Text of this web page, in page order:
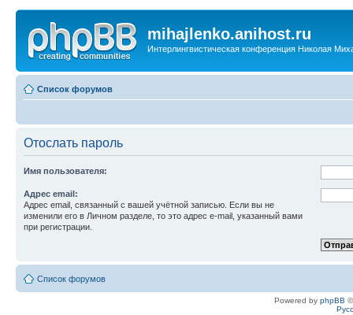
mihajlenko.anihost.ru
Интерлингвистическая конференция Николая
Список форумов
Отослать пароль
Имя пользователя:
Адрес email:
Адрес email, связанный с вашей учётной записью. Если вы не
изменили его в Личном разделе, то это адрес e-mail, указанный вами
при регистрации.
Список форумов
Powered by phpBB